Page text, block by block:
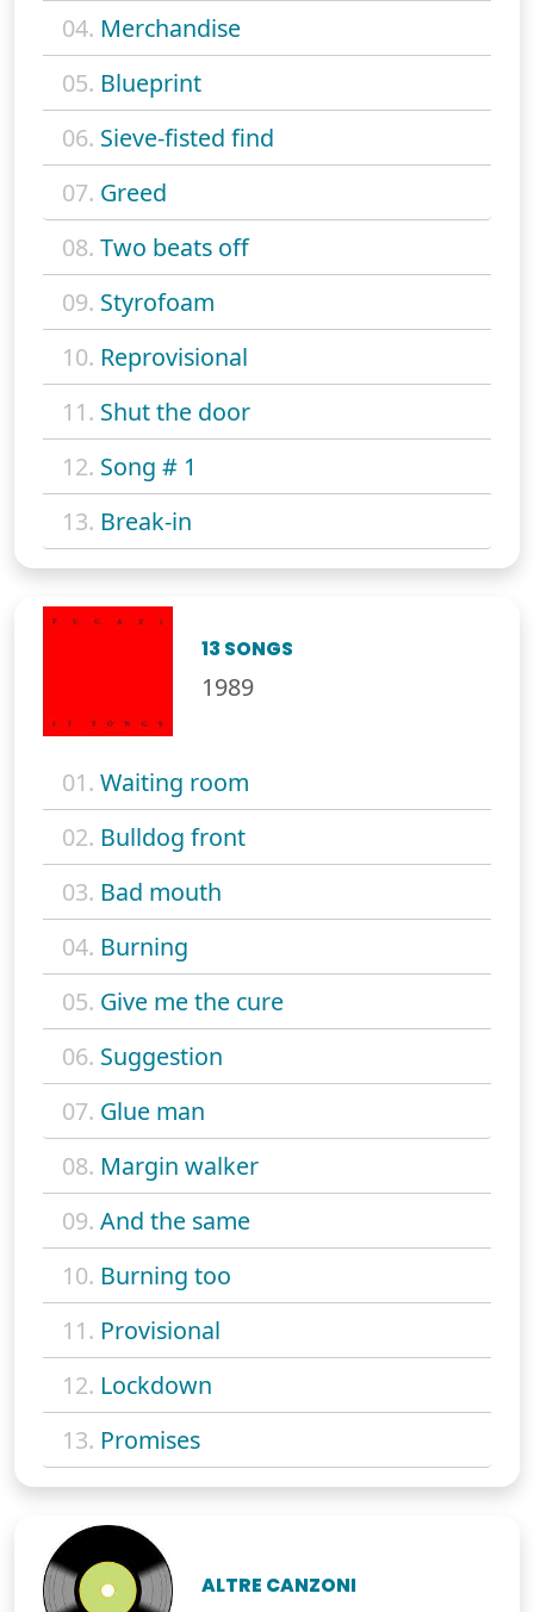
04. Merchandise
05. Blueprint
06. Sieve-fisted find
07. Greed
08. Two beats off
09. Styrofoam
10. Reprovisional
11. Shut the door
12. Song # 1
13. Break-in
13 SONGS
1989
01. Waiting room
02. Bulldog front
03. Bad mouth
04. Burning
05. Give me the cure
06. Suggestion
07. Glue man
08. Margin walker
09. And the same
10. Burning too
11. Provisional
12. Lockdown
13. Promises
ALTRE CANZONI